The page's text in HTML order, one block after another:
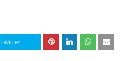
Twitter